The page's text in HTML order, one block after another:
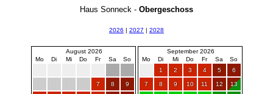
Haus Sonneck - Obergeschoss
2026 | 2027 | 2028
August 2026
Mo
Di Mi Do Fr Sa So
7 8 9
September 2026
Mo
Di Mi Do Fr Sa
So
1
2 3 4 5 6
7 8 9 10 11 12 13